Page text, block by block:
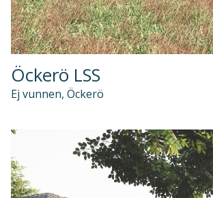
Öckerö LSS
Ej vunnen, Öckerö